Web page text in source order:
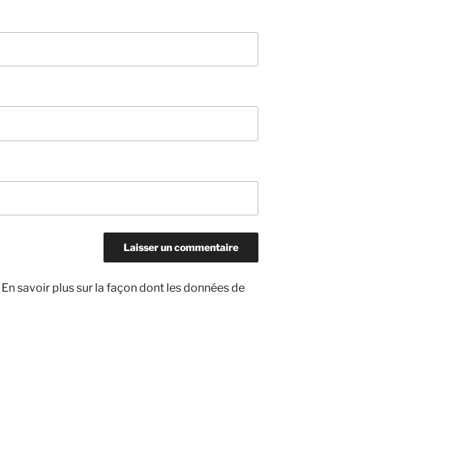
En savoir plus sur la façon dont les données de